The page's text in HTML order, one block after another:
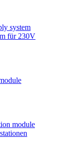
system
für 230V
module